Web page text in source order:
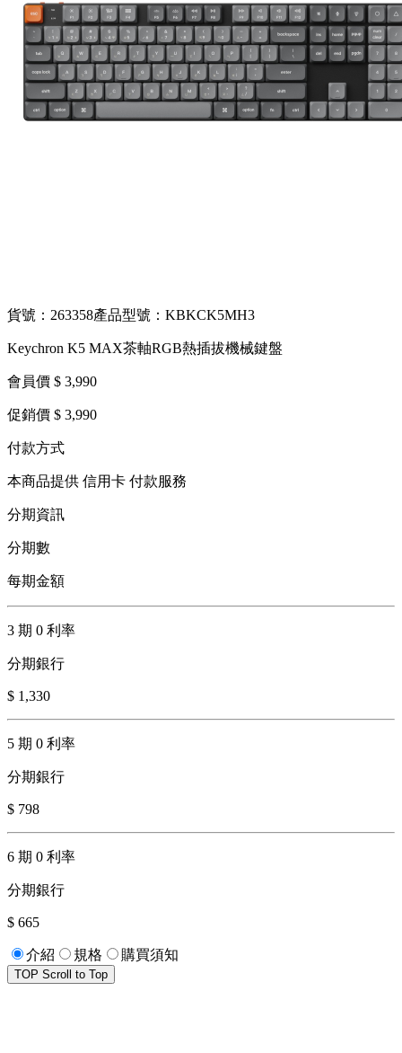
貨號：263358產品型號：KBKCK5MH3
Keychron K5 MAX茶軸RGB熱插拔機械鍵盤
會員價 $ 3,990
促銷價 $ 3,990
付款方式
本商品提供 信用卡 付款服務
分期資訊
分期數
每期金額
3 期 0 利率
分期銀行
$ 1,330
5 期 0 利率
分期銀行
$ 798
6 期 0 利率
分期銀行
$ 665
介紹 規格 購買須知
TOP Scroll to Top